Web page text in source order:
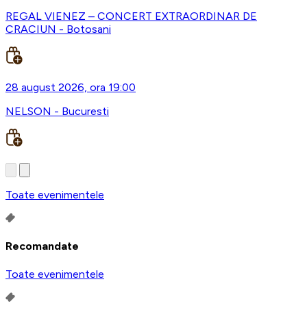
REGAL VIENEZ – CONCERT EXTRAORDINAR DE
CRACIUN - Botosani
28 august 2026, ora 19:00
NELSON - Bucuresti
Toate evenimentele
Recomandate
Toate evenimentele